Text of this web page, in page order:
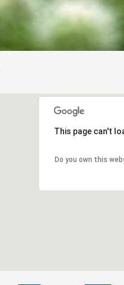
This page can't
Do you own this